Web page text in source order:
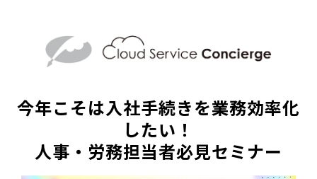
今年こそは入社手続きを業務効率化
したい！
人事・労務担当者必見セミナー​